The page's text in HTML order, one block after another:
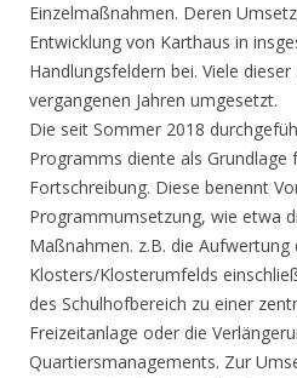
Einzelmaßnahmen. Deren
Entwicklung von Karthaus in
Handlungsfeldern bei. Viele
vergangenen Jahren umgesetzt.
Die seit Sommer 2018
Programms diente als Grundlage
Fortschreibung. Diese benennt
Programmumsetzung, wie etwa
Maßnahmen. z.B. die Aufwertung
Klosters/Klosterumfelds
des Schulhofbereich zu einer
Freizeitanlage oder die
Quartiersmanagements. Zur